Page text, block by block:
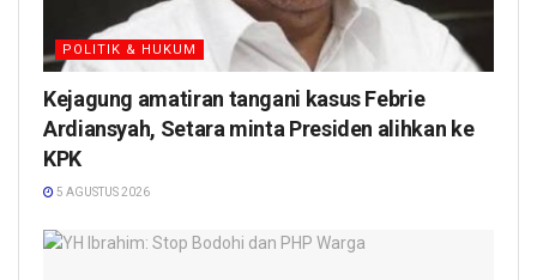
POLITIK & HUKUM
Kejagung amatiran tangani kasus Febrie
Ardiansyah, Setara minta Presiden alihkan ke
KPK
5 AGUSTUS 2026